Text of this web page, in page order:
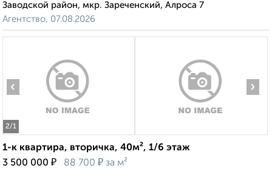
Заводской район, мкр. Зареченский, Алроса 7
Агентство, 07.08.2026
2/1
‹ ›
1-к квартира, вторичка, 40м², 1/6 этаж
3 500 000 ₽ 88 700 ₽ за м²